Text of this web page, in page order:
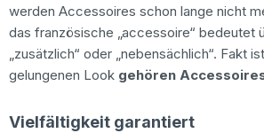
werden Accessoires schon lange nicht
das französische „accessoire“ bedeutet
„zusätzlich“ oder „nebensächlich“. Fakt
gelungenen Look gehören
Vielfältigkeit garantiert